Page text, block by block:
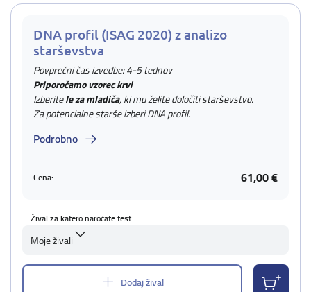
DNA profil (ISAG 2020) z analizo
starševstva
Povprečni čas izvedbe: 4-5 tednov
Priporočamo vzorec krvi
Izberitele za mladiča, ki mu želite določiti starševstvo.
Za potencialne starše izberi DNA profil.
Podrobno
Cena: 61,00 €
Žival za katero naročate test
Moje živali
Dodaj žival